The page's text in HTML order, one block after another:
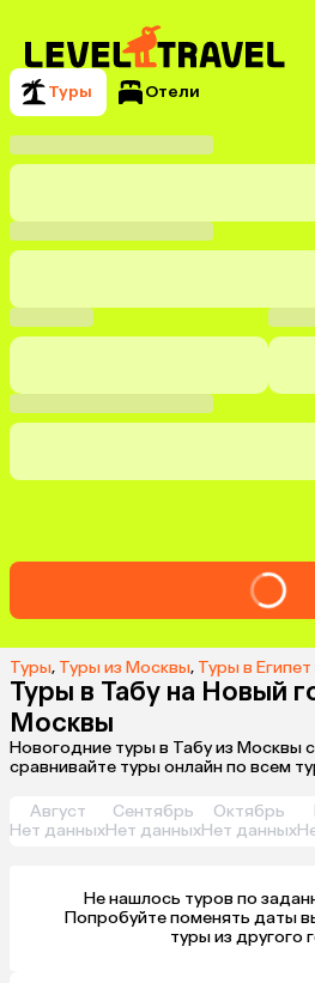
Туры Отели
Туры, Туры из Москвы, Туры в
Туры в Табу на Новый
Москвы
Новогодние туры в Табу из Москвы
сравнивайте туры онлайн по всем
Август
Нет данных
Сентябрь
Нет данных
Октябрь
Нет данных
Не нашлось туров по
туры из другого